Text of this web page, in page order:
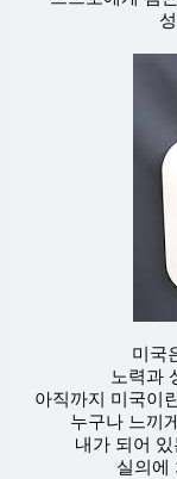
미국
노력과
아직까지 미국이
누구나 느끼
내가 되어
실의에